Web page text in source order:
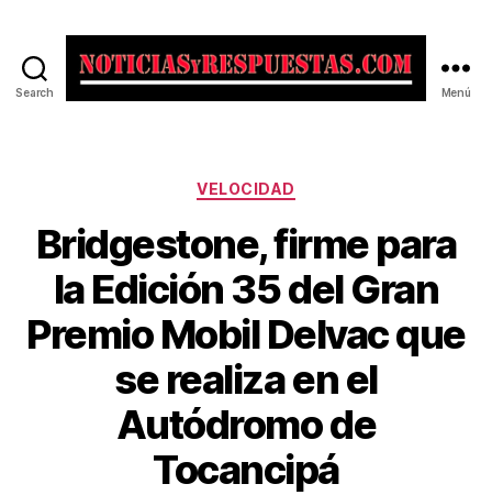
Search Menú
Categorías
VELOCIDAD
Bridgestone, firme para
la Edición 35 del Gran
Premio Mobil Delvac que
se realiza en el
Autódromo de
Tocancipá